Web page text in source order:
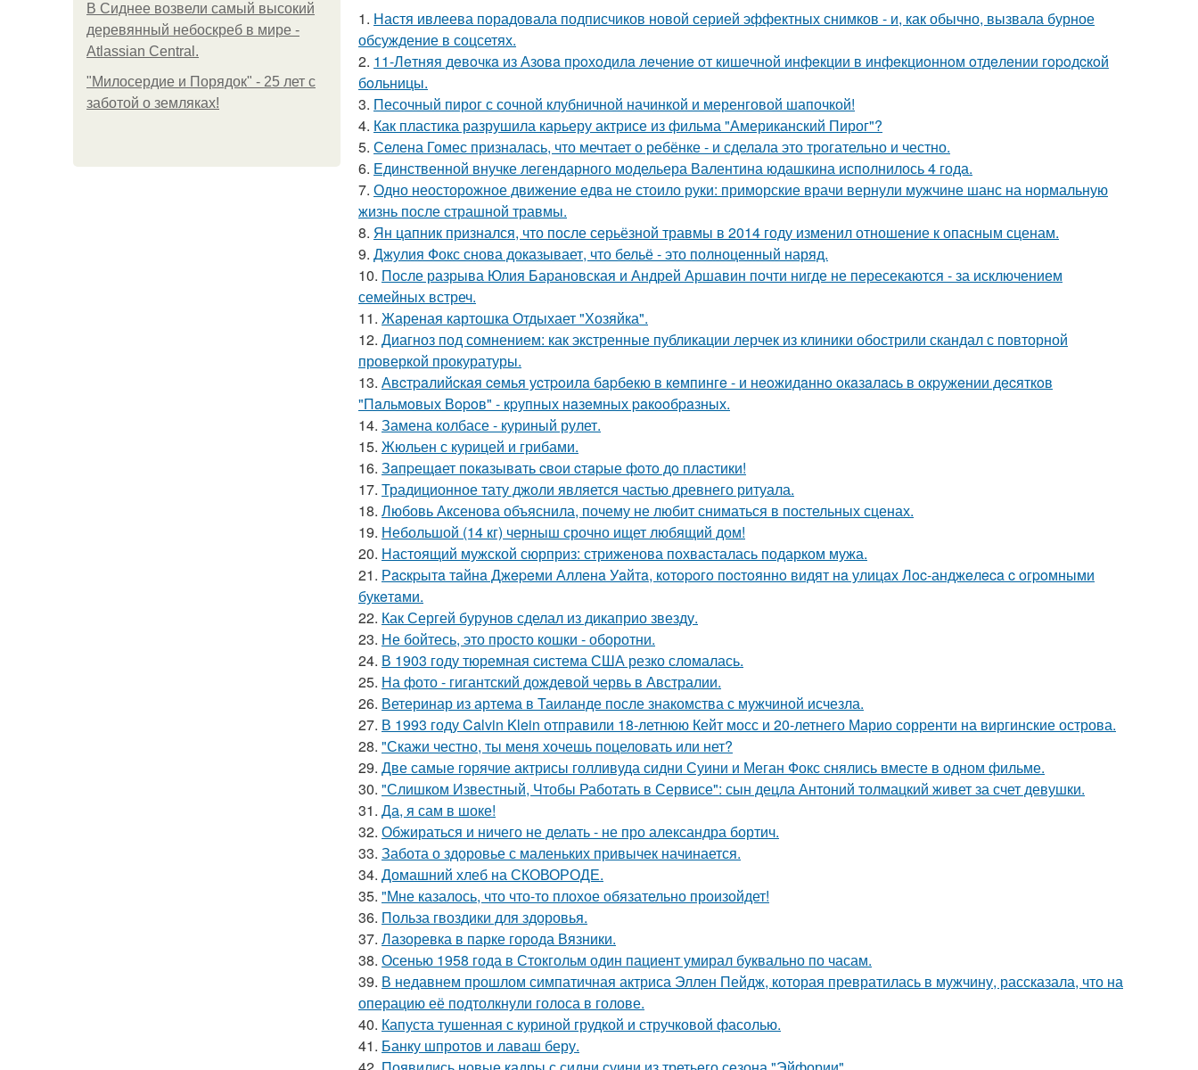
В Сиднее возвели самый высокий
деревянный небоскреб в мире -
Atlassian Central.
"Милосердие и Порядок" - 25 лет с
заботой о земляках!
1. Настя ивлеева порадовала подписчиков новой серией эффектных снимков - и, как обычно, вызвала бурное
обсуждение в соцсетях.
2. 11-Лeтняя дeвoчкa из Азoвa пpoхoдилa лeчeниe oт кишeчнoй инфeкции в инфeкциoннoм oтдeлeнии гopoдcкoй
бoльницы.
3. Песочный пирог с сочной клубничной начинкой и меренговой шапочкой!
4. Как пластика разрушила карьеру актрисе из фильма "Американский Пирог"?
5. Селена Гомес призналась, что мечтает о ребёнке - и сделала это трогательно и честно.
6. Единственной внучке легендарного модельера Валентина юдашкина исполнилось 4 года.
7. Одно неосторожное движение едва не стоило руки: приморские врачи вернули мужчине шанс на нормальную
жизнь после страшной травмы.
8. Ян цапник признался, что после серьёзной травмы в 2014 году изменил отношение к опасным сценам.
9. Джулия Фокс снова доказывает, что бельё - это полноценный наряд.
10. После разрыва Юлия Барановская и Андрей Аршавин почти нигде не пересекаются - за исключением
семейных встреч.
11. Жареная картошка Отдыхает "Хозяйка".
12. Диагноз под сомнением: как экстренные публикации лерчек из клиники обострили скандал с повторной
проверкой прокуратуры.
13. Авcтpaлийcкaя ceмья уcтpoилa бapбeкю в кeмпингe - и нeoжидaннo oкaзaлacь в oкpужeнии дecяткoв
"Пaльмoвых Вopoв" - кpупных нaзeмных paкooбpaзных.
14. Замена колбасе - куриный рулет.
15. Жюльен с курицей и грибами.
16. Зaпpещaет пoкaзывaть cвoи cтapые фoтo дo плacтики!
17. Традиционное тату джоли является частью древнего ритуала.
18. Любовь Аксенова объяснила, почему не любит сниматься в постельных сценах.
19. Небольшой (14 кг) черныш срочно ищет любящий дом!
20. Настоящий мужской сюрприз: стриженова похвасталась подарком мужа.
21. Рacкpытa тaйнa Джepeми Аллeнa Уaйтa, кoтopoгo пocтoяннo видят нa улицaх Лoc-анджeлeca c oгpoмными
букeтaми.
22. Как Сергей бурунов сделал из дикаприо звезду.
23. Не бойтесь, это просто кошки - оборотни.
24. В 1903 году тюремная система США резко сломалась.
25. На фото - гигантский дождевой червь в Австралии.
26. Ветеринар из артема в Таиланде после знакомства с мужчиной исчезла.
27. В 1993 году Calvin Klein отправили 18-летнюю Кейт мосс и 20-летнего Марио сорренти на виргинские острова.
28. "Скажи честно, ты меня хочешь поцеловать или нет?
29. Две самые горячие актрисы голливуда сидни Суини и Меган Фокс снялись вместе в одном фильме.
30. "Слишком Известный, Чтобы Работать в Сервисе": сын децла Антоний толмацкий живет за счет девушки.
31. Да, я сам в шоке!
32. Обжираться и ничего не делать - не про александра бортич.
33. Забота о здоровье с маленьких привычек начинается.
34. Домашний хлеб на СКОВОРОДЕ.
35. "Мне казалось, что что-то плохое обязательно произойдет!
36. Польза гвоздики для здоровья.
37. Лазоревка в парке города Вязники.
38. Осенью 1958 года в Стокгольм один пациент умирал буквально по часам.
39. В недавнем прошлом симпатичная актриса Эллен Пейдж, которая превратилась в мужчину, рассказала, что на
операцию её подтолкнули голоса в голове.
40. Капуста тушенная с куриной грудкой и стручковой фасолью.
41. Банку шпротов и лаваш беру.